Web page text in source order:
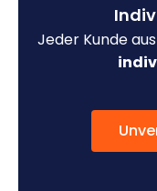
Jeder Kunde